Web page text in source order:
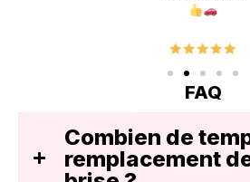
FAQ
Combien de
remplacement